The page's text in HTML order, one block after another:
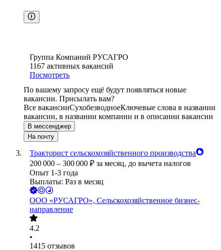
Группа Компаний РУСАГРО
1167 активных вакансий
Посмотреть
По вашему запросу ещё будут появляться новые
вакансии. Присылать вам?
Все вакансииСухобезводноеКлючевые слова в названии
вакансии, в названии компании и в описании вакансии
В мессенджер
На почту
Тракторист сельскохозяйственного производства
200 000 – 300 000 ₽ за месяц, до вычета налогов
Опыт 1-3 года
Выплаты: Раз в месяц
ООО «РУСАГРО», Сельскохозяйственное бизнес-
направление
4.2
•
1415 отзывов